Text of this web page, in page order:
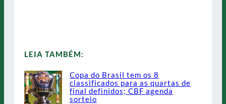
LEIA TAMBÉM:
Copa do Brasil tem os 8
classificados para as quartas de
final definidos; CBF agenda
sorteio